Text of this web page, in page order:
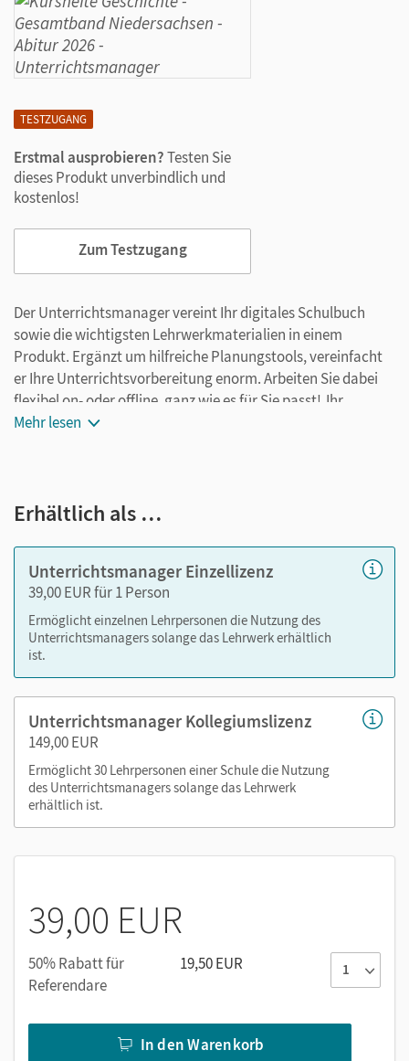
TESTZUGANG
Erstmal ausprobieren?Testen Sie
dieses Produkt unverbindlich und
kostenlos!
Zum Testzugang
Der Unterrichtsmanager vereint Ihr digitales Schulbuch
sowie die wichtigsten Lehrwerkmaterialien in einem
Produkt. Ergänzt um hilfreiche Planungstools, vereinfacht
er Ihre Unterrichtsvorbereitung enorm. Arbeiten Sie dabei
flexibel on- oder offline, ganz wie es für Sie passt! Ihr
Unterrichtsmanager enthält:
Videos
Interaktive Übungen
Lösungen
Arbeitsblätter als PDF
Grafiken
editierbare Kopiervorlagen
Nutzen Sie den Unterrichtsmanager auf lernen.cornelsen.de
oder über die Cornelsen Lernen App.
Mehr lesen
Erhältlich als …
Unterrichtsmanager Einzellizenz
39,00 EUR für 1 Person
Ermöglicht einzelnen Lehrpersonen die Nutzung des
Unterrichtsmanagers solange das Lehrwerk erhältlich
ist.
Unterrichtsmanager Kollegiumslizenz
149,00 EUR
Ermöglicht 30 Lehrpersonen einer Schule die Nutzung
des Unterrichtsmanagers solange das Lehrwerk
erhältlich ist.
39,00 EUR
50% Rabatt für
Referendare
19,50 EUR
In den Warenkorb